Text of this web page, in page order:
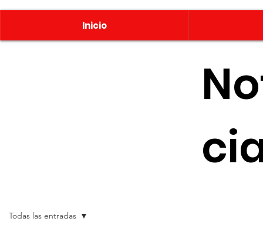
Todas las entradas
Inicio